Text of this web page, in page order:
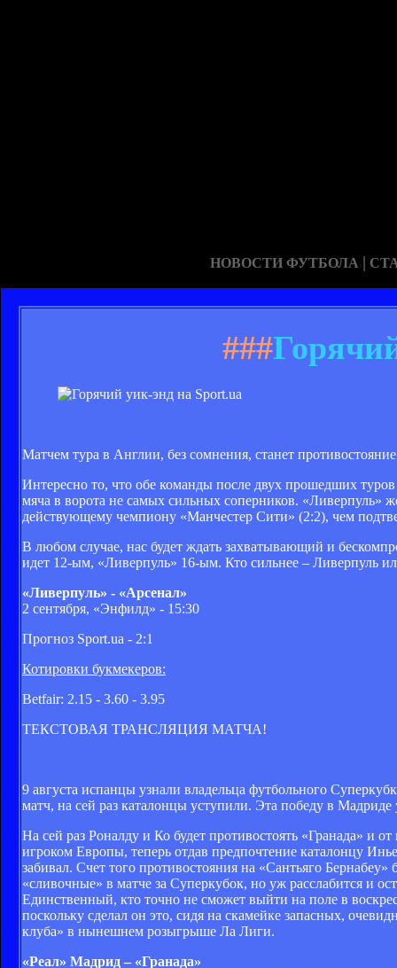
НОВОСТИ ФУТБОЛА |
###
Матчем тура в Англии, без сомнения, станет
Интересно то, что обе команды после двух прошедших
мяча в ворота не самых сильных соперников. «Ливерпуль»
действующему чемпиону «Манчестер Сити» (2:2), чем
В любом случае, нас будет ждать захватывающий и
идет 12-ым, «Ливерпуль» 16-ым. Кто сильнее – Ливерпуль
«Ливерпуль» - «Арсенал»
2 сентября, «Энфилд» - 15:30
Прогноз Sport.ua - 2:1
Котировки букмекеров:
Betfair: 2.15 - 3.60 - 3.95
ТЕКСТОВАЯ ТРАНСЛЯЦИЯ МАТЧА!
9 августа испанцы узнали владельца футбольного
матч, на сей раз каталонцы уступили. Эта победу в
На сей раз Роналду и Ко будет противостоять «Гранада» и
игроком Европы, теперь отдав предпочтение каталонцу
забивал. Счет того противостояния на «Сантьяго
«сливочные» в матче за Суперкубок, но уж расслабится и
Единственный, кто точно не сможет выйти на поле в
поскольку сделал он это, сидя на скамейке запасных,
клуба» в нынешнем розыгрыше Ла Лиги.
«Реал» Мадрид – «Гранада»